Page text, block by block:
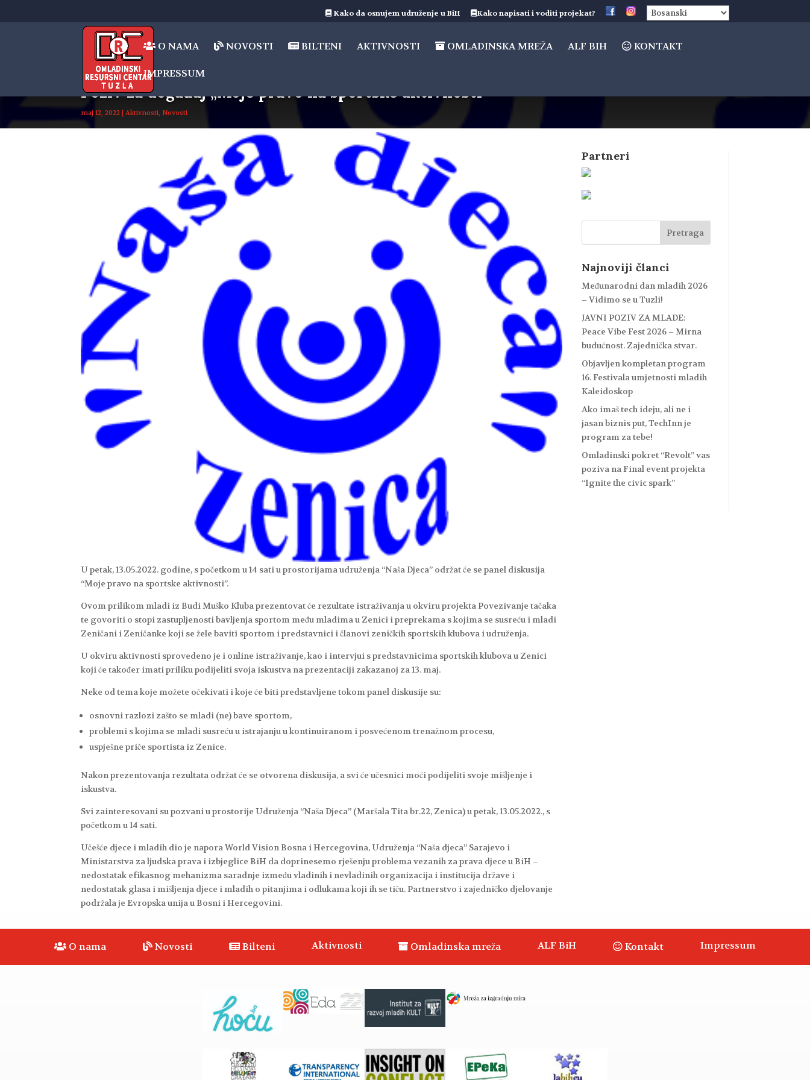
Kako da osnujem udruženje u BiH Kako napisati i voditi projekat?
O NAMA NOVOSTI BILTENI AKTIVNOSTI OMLADINSKA MREŽA ALF BIH KONTAKT
IMPRESSUM
Poziv za događaj „Moje pravo na sportske aktivnosti“
maj 12, 2022 |Aktivnosti,Novosti
U petak, 13.05.2022. godine, s početkom u 14 sati u prostorijama udruženja “Naša Djeca” održat će se panel diskusija
“Moje pravo na sportske aktivnosti”.
Ovom prilikom mladi iz Budi Muško Kluba prezentovat će rezultate istraživanja u okviru projekta Povezivanje tačaka
te govoriti o stopi zastupljenosti bavljenja sportom među mladima u Zenici i preprekama s kojima se susreću i mladi
Zeničani i Zeničanke koji se žele baviti sportom i predstavnici i članovi zeničkih sportskih klubova i udruženja.
U okviru aktivnosti sprovedeno je i online istraživanje, kao i intervjui s predstavnicima sportskih klubova u Zenici
koji će također imati priliku podijeliti svoja iskustva na prezentaciji zakazanoj za 13. maj.
Neke od tema koje možete očekivati i koje će biti predstavljene tokom panel diskusije su:
osnovni razlozi zašto se mladi (ne) bave sportom,
problemi s kojima se mladi susreću u istrajanju u kontinuiranom i posvećenom trenažnom procesu,
uspješne priče sportista iz Zenice.
Nakon prezentovanja rezultata održat će se otvorena diskusija, a svi će učesnici moći podijeliti svoje mišljenje i
iskustva.
Svi zainteresovani su pozvani u prostorije Udruženja “Naša Djeca” (Maršala Tita br.22, Zenica) u petak, 13.05.2022., s
početkom u 14 sati.
Učešće djece i mladih dio je napora World Vision Bosna i Hercegovina, Udruženja “Naša djeca” Sarajevo i
Ministarstva za ljudska prava i izbjeglice BiH da doprinesemo rješenju problema vezanih za prava djece u BiH –
nedostatak efikasnog mehanizma saradnje između vladinih i nevladinih organizacija i institucija države i
nedostatak glasa i mišljenja djece i mladih o pitanjima i odlukama koji ih se tiču. Partnerstvo i zajedničko djelovanje
podržala je Evropska unija u Bosni i Hercegovini.
Partneri
Najnoviji članci
Međunarodni dan mladih 2026
– Vidimo se u Tuzli!
JAVNI POZIV ZA MLADE:
Peace Vibe Fest 2026 – Mirna
budućnost. Zajednička stvar.
Objavljen kompletan program
16. Festivala umjetnosti mladih
Kaleidoskop
Ako imaš tech ideju, ali ne i
jasan biznis put, TechInn je
program za tebe!
Omladinski pokret “Revolt” vas
poziva na Final event projekta
“Ignite the civic spark”
O nama Novosti Bilteni Aktivnosti Omladinska mreža ALF BiH Kontakt Impressum